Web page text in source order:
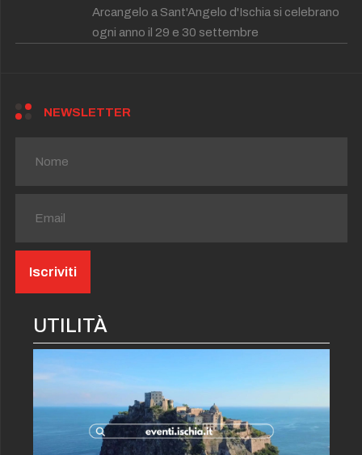
Arcangelo a Sant'Angelo d'Ischia si celebrano
ogni anno il 29 e 30 settembre
NEWSLETTER
UTILITÀ